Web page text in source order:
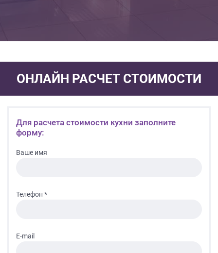
ОНЛАЙН РАСЧЕТ СТОИМОСТИ
Для расчета стоимости кухни заполните
форму:
Ваше имя
Телефон *
E-mail